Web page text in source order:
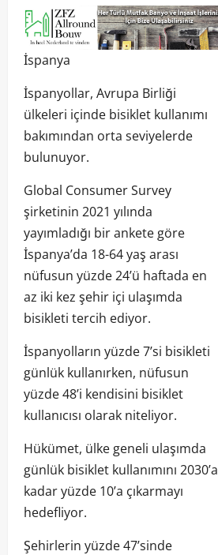
İspanya
İspanyollar, Avrupa Birliği
ülkeleri içinde bisiklet kullanımı
bakımından orta seviyelerde
bulunuyor.
Global Consumer Survey
şirketinin 2021 yılında
yayımladığı bir ankete göre
İspanya’da 18-64 yaş arası
nüfusun yüzde 24’ü haftada en
az iki kez şehir içi ulaşımda
bisikleti tercih ediyor.
İspanyolların yüzde 7’si bisikleti
günlük kullanırken, nüfusun
yüzde 48’i kendisini bisiklet
kullanıcısı olarak niteliyor.
Hükümet, ülke geneli ulaşımda
günlük bisiklet kullanımını 2030’a
kadar yüzde 10’a çıkarmayı
hedefliyor.
Şehirlerin yüzde 47’sinde